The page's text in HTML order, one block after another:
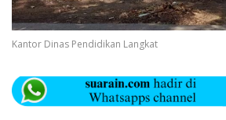
Kantor Dinas Pendidikan Langkat